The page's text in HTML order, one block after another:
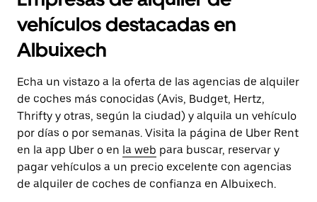
vehículos destacadas en
Albuixech
Echa un vistazo a la oferta de las agencias de alquiler
de coches más conocidas (Avis, Budget, Hertz,
Thrifty y otras, según la ciudad) y alquila un vehículo
por días o por semanas. Visita la página de Uber Rent
en la app Uber o en la web para buscar, reservar y
pagar vehículos a un precio excelente con agencias
de alquiler de coches de confianza en Albuixech.